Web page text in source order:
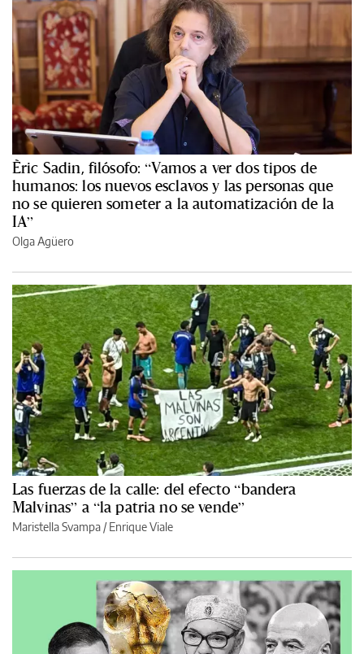
Èric Sadin, filósofo: “Vamos a ver dos tipos de
humanos: los nuevos esclavos y las personas que
no se quieren someter a la automatización de la
IA”
Olga Agüero
Las fuerzas de la calle: del efecto “bandera
Malvinas” a “la patria no se vende”
Maristella Svampa /Enrique Viale